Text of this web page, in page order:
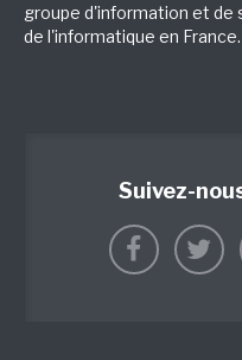
groupe d'information et de
de l'informatique en France.
Suivez-